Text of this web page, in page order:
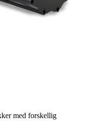
med forskellig